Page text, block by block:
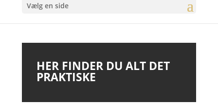
Vælg en side
HER FINDER DU ALT DET
PRAKTISKE